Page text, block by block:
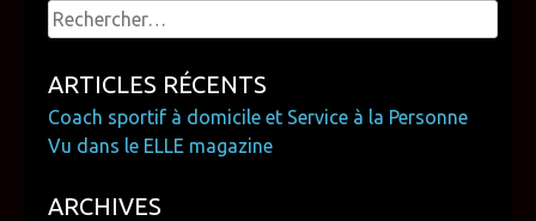
Rechercher :
ARTICLES RÉCENTS
Coach sportif à domicile et Service à la Personne
Vu dans le ELLE magazine
ARCHIVES